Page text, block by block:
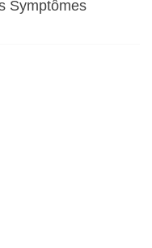
Symptômes